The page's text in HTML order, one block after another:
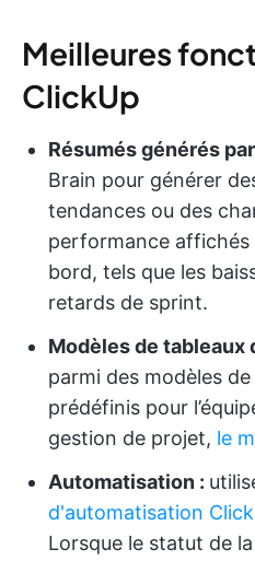
Meilleures
ClickUp
Résumés générés
Brain pour générer
tendances ou des
performance
bord, tels que les
retards de sprint.
Modèles de tableaux
parmi des modèles
prédéfinis pour
gestion de projet, le
Automatisation :
d'automatisation
Lorsque le statut de